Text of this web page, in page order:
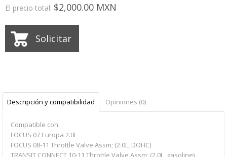
El precio total: $2,000.00 MXN
Solicitar
Descripción y compatibilidad Opiniones (0)
Compatible con:
FOCUS 07 Europa 2.0L
FOCUS 08-11 Throttle Valve Assm; (2.0L, DOHC)
TRANSIT CONNECT 10-11 Throttle Valve Assm; (2.0L, gasoline)